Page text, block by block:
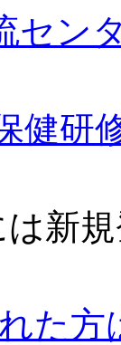
新
た方